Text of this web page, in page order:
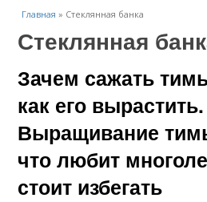
Главная » Стеклянная банка
Стеклянная
Зачем сажать
как его вырастить.
Выращивание
что любит
стоит избегать